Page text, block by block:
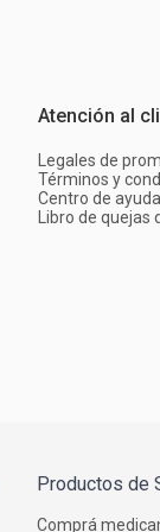
Atención al
Legales de
Términos y
Centro de ayuda
Libro de
Productos de
Comprá